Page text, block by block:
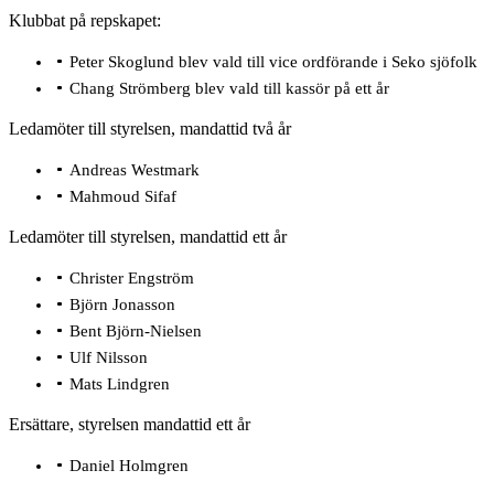
Klubbat på repskapet:
Peter Skoglund blev vald till vice ordförande i Seko sjöfolk
Chang Strömberg blev vald till kassör på ett år
Ledamöter till styrelsen, mandattid två år
Andreas Westmark
Mahmoud Sifaf
Ledamöter till styrelsen, mandattid ett år
Christer Engström
Björn Jonasson
Bent Björn-Nielsen
Ulf Nilsson
Mats Lindgren
Ersättare, styrelsen mandattid ett år
Daniel Holmgren